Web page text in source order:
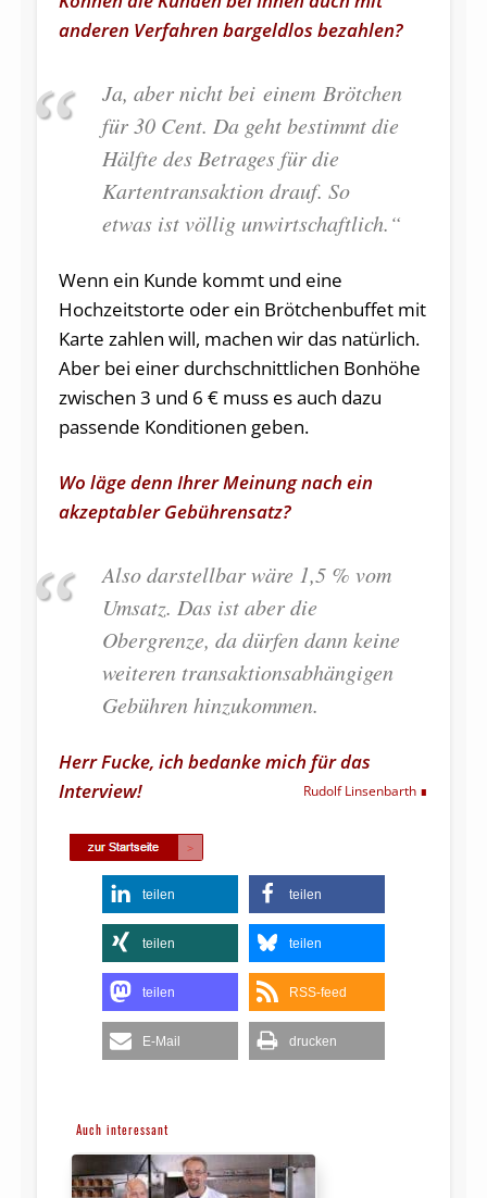
anderen Verfahren bargeldlos bezahlen?
Ja, aber nicht bei einem Brötchen
für 30 Cent. Da geht bestimmt die
Hälfte des Betrages für die
Kartentransaktion drauf. So
etwas ist völlig unwirtschaftlich.“
Wenn ein Kunde kommt und eine
Hochzeitstorte oder ein Brötchenbuffet mit
Karte zahlen will, machen wir das natürlich.
Aber bei einer durchschnittlichen Bonhöhe
zwischen 3 und 6 € muss es auch dazu
passende Konditionen geben.
Wo läge denn Ihrer Meinung nach ein
akzeptabler Gebührensatz?
Also darstellbar wäre 1,5 % vom
Umsatz. Das ist aber die
Obergrenze, da dürfen dann keine
weiteren transaktionsabhängigen
Gebühren hinzukommen.
Herr Fucke, ich bedanke mich für das
Interview!
Rudolf Linsenbarth
teilen teilen
teilen teilen
teilen RSS-feed
E-Mail drucken
Auch interessant